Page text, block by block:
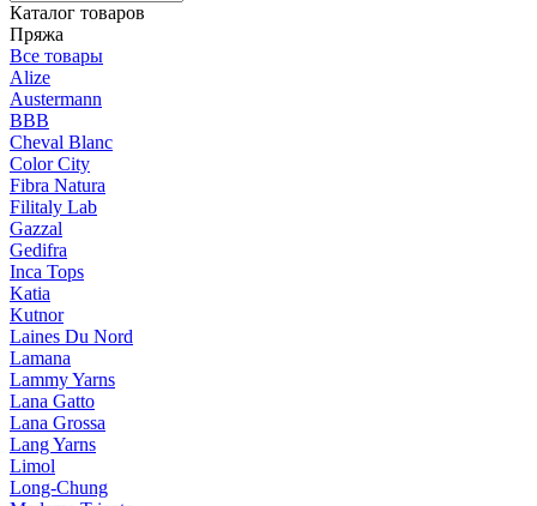
Каталог товаров
Пряжа
Все товары
Alize
Austermann
BBB
Cheval Blanc
Color City
Fibra Natura
Filitaly Lab
Gazzal
Gedifra
Inca Tops
Katia
Kutnor
Laines Du Nord
Lamana
Lammy Yarns
Lana Gatto
Lana Grossa
Lang Yarns
Limol
Long-Chung